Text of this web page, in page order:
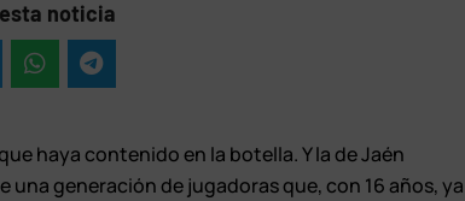
noticia
haya contenido en la botella. Y la de Jaén
una generación de jugadoras que, con 16 años, ya